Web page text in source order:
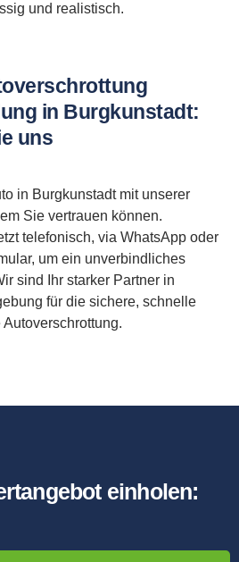
und realistisch.
in Burgkunstadt:
uns
in Burgkunstadt mit unserer
Sie vertrauen können.
telefonisch, via WhatsApp oder
um ein unverbindliches
sind Ihr starker Partner in
für die sichere, schnelle
einholen: